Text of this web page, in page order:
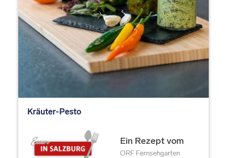
Kräuter-Pesto
Ein Rezept vom
ORF Fernsehgarten